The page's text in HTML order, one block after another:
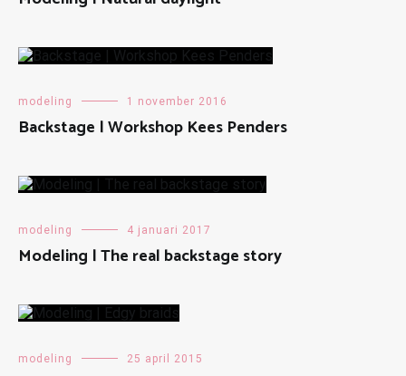
modeling 1 november 2016
Backstage | Workshop Kees Penders
modeling 4 januari 2017
Modeling | The real backstage story
modeling 25 april 2015